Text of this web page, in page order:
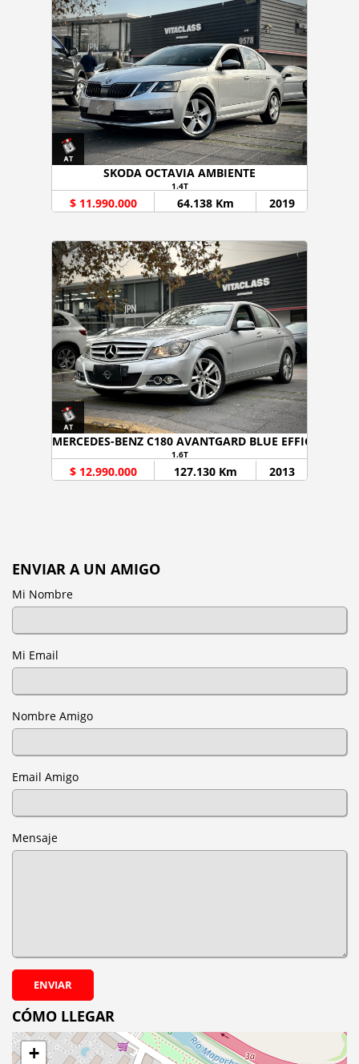
SKODA OCTAVIA AMBIENTE
1.4T
$ 11.990.000 64.138 Km 2019
MERCEDES-BENZ C180 AVANTGARD BLUE EFFICINE
1.6T
$ 12.990.000 127.130 Km 2013
ENVIAR A UN AMIGO
Mi Nombre
Mi Email
Nombre Amigo
Email Amigo
Mensaje
ENVIAR
CÓMO LLEGAR
+